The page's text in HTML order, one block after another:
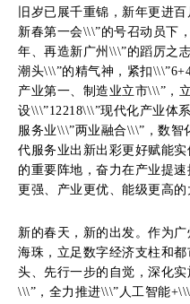
旧岁已展千重锦，新年更进
新春第一会\\\”的号召动员下
年、再造新广州\\\”的蹈厉之
潮头\\\”的精气神，紧扣
产业第一、制造业立市\\\”，
设\\\”12218\\\”现代化产业体
服务业\\\”两业融合\\\”，数
代服务业出新出彩更好赋能
的重要阵地，奋力在产业提
更强、产业更优、能级更高的
新的春天，新的出发。作为
海珠，立足数字经济支柱和
头、先行一步的自觉，深化
\\\”，全力推进\\\”人工智能